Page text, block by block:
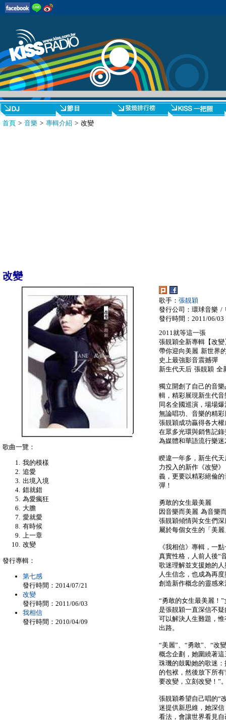
首頁 > 音樂 > 專輯介紹 > 改變
改變
歌手： 張靚穎
發行公司：環球音樂 /
發行時間：2011/06/03
2011就等這一張
張靚穎全新專輯【改變
帶你迎向美麗 新世界
史上最強影音震撼彈
新生代天后 張靚穎 全
獨立開創了自己的音
輯，精彩展現新生代
同名全國巡演，場場
無論唱功、音樂的精
張靚穎成功贏得各大
在眾多光環與銷售記
為媒體和華語流行樂
睽違一年多，新生代
力投入的新作《改變
義，更要以精彩絕倫
彈！
勇敢的女生最美麗
因音樂而美麗 為音樂
張靚穎傾情與女生們深
屬於每個女生的「美
《我相信》專輯，一
真實性格，人前人後“
歌迷理解並支援她的
人生信念，也成為再
創造新作概念的靈感來
“勇敢的女生最美麗！
是張靚穎一直深信不
可以解決人生難題，
出路。
“美麗”、“勇敢”、“改
概念企劃，她圍繞著
珠璣的鼓勵她的歌迷
的包袱，然後放下所
要改變，立刻改變！”
張靚穎希望自己唱的“
迷提供新思維，她深
看法，會讓世界看見
歌曲一覽：
我的模樣
追愛
出境入境
錯就錯
為愛瘋狂
大膽
愛就愛
有時候
上一章
改變
發行專輯：
第七感
發行時間：2014/07/21
改變
發行時間：2011/06/03
我相信
發行時間：2010/04/09